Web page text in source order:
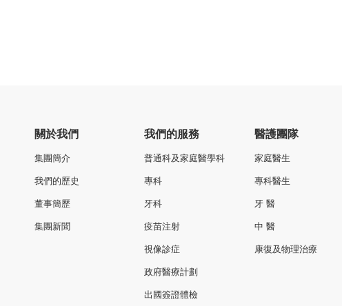
關於我們
集團簡介
我們的歷史
董事簡歷
集團新聞
我們的服務
普通科及家庭醫學科
專科
牙科
疫苗注射
視像診症
政府醫療計劃
出國簽證體檢
醫護團隊
家庭醫生
專科醫生
牙 醫
中 醫
康復及物理治療